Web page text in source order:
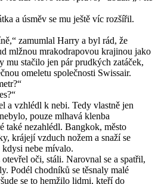
a úsměv se mu ještě víc rozšířil.
zamumlal Harry a byl rád, že
mlžnou mrakodrapovou krajinou jako
mu stačilo jen pár prudkých zatáček,
omeletu společnosti Swissair.
a vzhlédl k nebi. Tedy vlastně jen
pouze mlhavá klenba
také nezahlédl. Bangkok, město
krájejí vzduch nožem a snaží se
nebe mívalo.
oči, stáli. Narovnal se a spatřil,
Podél chodníků se těsnaly malé
se to hemžilo lidmi, kteří do